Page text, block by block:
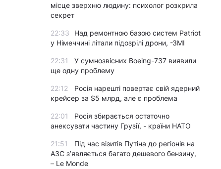
місце зверхню людину: психолог розкрила
секрет
22:33
Над ремонтною базою систем Patriot
у Німеччині літали підозрілі дрони, -ЗМІ
22:31
У сумнозвісних Boeing-737 виявили
ще одну проблему
22:12
Росія нарешті повертає свій ядерний
крейсер за $5 млрд, але є проблема
22:01
Росія збирається остаточно
анексувати частину Грузії, - країни НАТО
21:51
Під час візитів Путіна до регіонів на
АЗС з’являється багато дешевого бензину,
– Le Monde